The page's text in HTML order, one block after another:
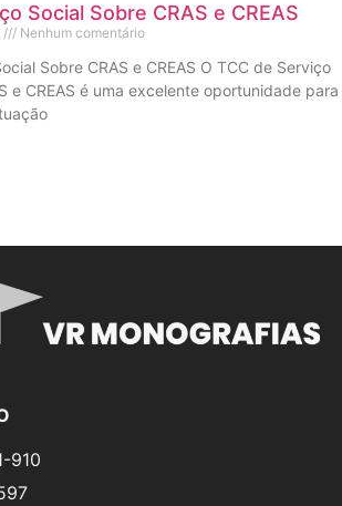
Social Sobre CRAS e CREAS
Nenhum comentário
Sobre CRAS e CREAS O TCC de Serviço
e CREAS é uma excelente oportunidade para
910